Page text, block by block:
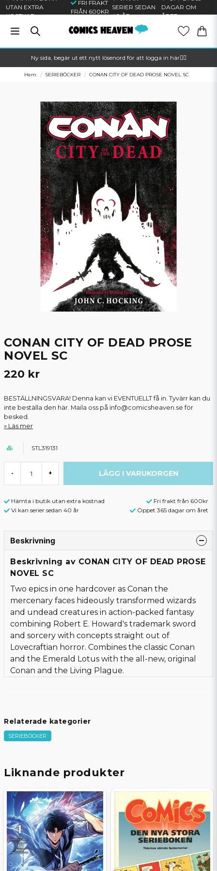
UTAN EXTRA
KOSTNAD
FRI FRAKT
FRÅN 600KR
SERIER SEDAN
40 ÅR
DAGAR OM
ÅRET
Ny sida, begär ut ett nytt lösenord för att logga in här🦸‍♂️
Hem SERIEBÖCKER CONAN CITY OF DEAD PROSE NOVEL SC
CONAN CITY OF DEAD PROSE
NOVEL SC
220 kr
BESTÄLLNINGSVARA! Denna kan vi EVENTUELLT få in. Tyvärr kan du
inte beställa den här. Maila oss på info@comicsheaven.se för
besked.
Läs mer
STL319131
- + LÄGG I VARUKORGEN
Hämta i butik utan extra kostnad
Fri frakt från 600kr
Vi kan serier sedan 40 år
Öppet 365 dagar om året
Beskrivning
Beskrivning av CONAN CITY OF DEAD PROSE
NOVEL SC
Two epics in one hardcover as Conan the
mercenary faces hideously transformed wizards
and undead creatures in action-packed fantasy
combining Robert E. Howard's trademark sword
and sorcery with concepts straight out of
Lovecraftian horror. Combines the classic Conan
and the Emerald Lotus with the all-new, original
Conan and the Living Plague.
Relaterade kategorier
SERIEBÖCKER
Liknande produkter